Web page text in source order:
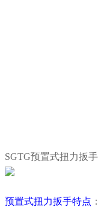
SGTG预置式扭力扳
预置式扭力扳手特点 ：